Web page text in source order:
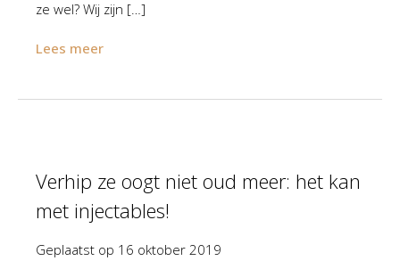
ze wel? Wij zijn […]
Lees meer
Verhip ze oogt niet oud meer: het kan
met injectables!
Geplaatst op 16 oktober 2019